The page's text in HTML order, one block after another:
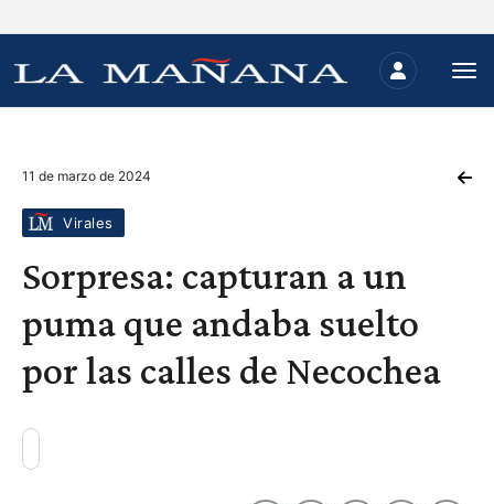
11 de marzo de 2024
Virales
Sorpresa: capturan a un
puma que andaba suelto
por las calles de Necochea